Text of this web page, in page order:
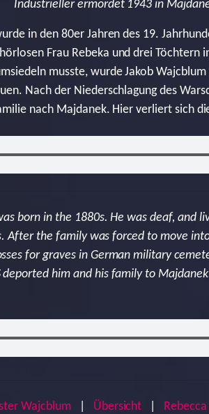
Industrieller ermordet 1943 in
in den 80er Jahren des 19.
Frau Rebeka und drei Töchtern
musste, wurde Jakob
Nach der Niederschlagung des
nach Majdanek. Hier verliert sich
born in the 1880s. He was deaf, and
After the family was forced to move
for graves in German military
him and his family to
Wajcblum Übersicht